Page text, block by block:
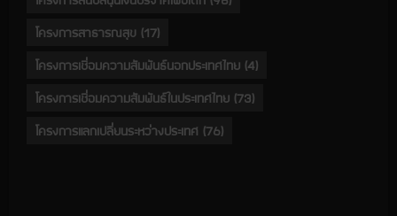
โครงการสาธารณสุข (17)
โครงการเชื่อมความสัมพันธ์นอกประเทศไทย (4)
โครงการเชื่อมความสัมพันธ์ในประเทศไทย (73)
โครงการแลกเปลี่ยนระหว่างประเทศ (76)